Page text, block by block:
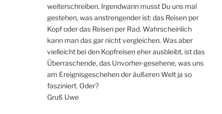
weiterschreiben. Irgendwann musst Du uns mal
gestehen, was anstrengender ist: das Reisen per
Kopf oder das Reisen per Rad. Wahrscheinlich
kann man das gar nicht vergleichen. Was aber
vielleicht bei den Kopfreisen eher ausbleibt, ist das
Überraschende, das Unvorher-gesehene, was uns
am Ereignisgeschehen der äußeren Welt ja so
fasziniert. Oder?
Gruß Uwe